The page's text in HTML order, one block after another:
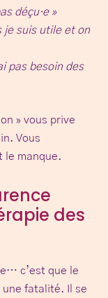
déçu·e »
je suis utile et on
pas besoin des
» vous prive
Vous
le manque.
des
c’est que le
une fatalité. Il se